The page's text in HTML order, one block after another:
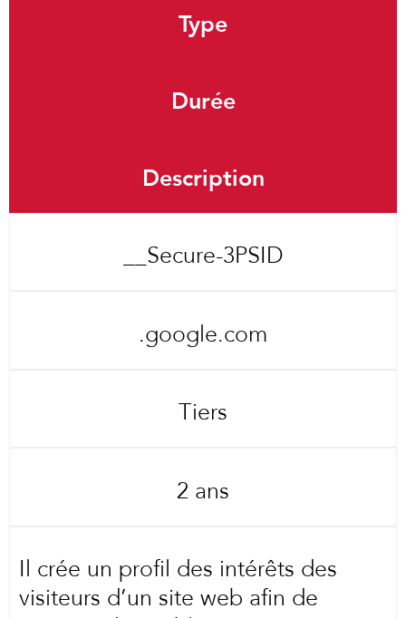
Type
Durée
Description
__Secure-3PSID
.google.com
Tiers
2 ans
Il crée un profil des intérêts des
visiteurs d’un site web afin de